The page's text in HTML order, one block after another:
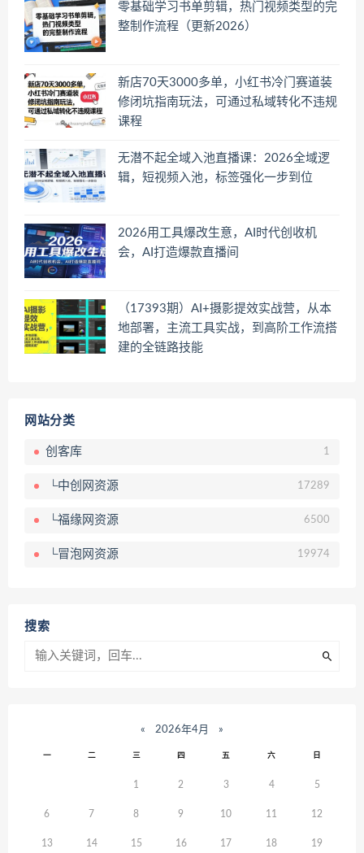
零基础学习书单剪辑，热门视频类型的完
整制作流程（更新2026）
新店70天3000多单，小红书冷门赛道装
修闭坑指南玩法，可通过私域转化不违规
课程
无潜不起全域入池直播课：2026全域逻
辑，短视频入池，标签强化一步到位
2026用工具爆改生意，AI时代创收机
会，AI打造爆款直播间
（17393期）AI+摄影提效实战营，从本
地部署，主流工具实战，到高阶工作流搭
建的全链路技能
网站分类
创客库 1
└中创网资源 17289
└福缘网资源 6500
└冒泡网资源 19974
搜索
« 2026年4月 »
一 二 三 四 五 六 日
1 2 3 4 5
6 7 8 9 10 11 12
13 14 15 16 17 18 19